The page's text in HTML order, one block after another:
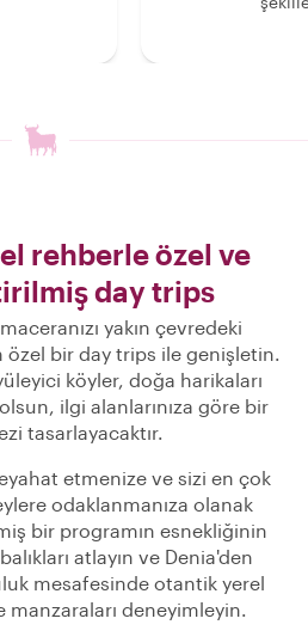
rehberle özel ve
day trips
yakın çevredeki
bir day trips ile genişletin.
köyler, doğa harikaları
ilgi alanlarınıza göre bir
tasarlayacaktır.
etmenize ve sizi en çok
odaklanmanıza olanak
bir programın esnekliğinin
atlayın ve Denia'den
mesafesinde otantik yerel
manzaraları deneyimleyin.